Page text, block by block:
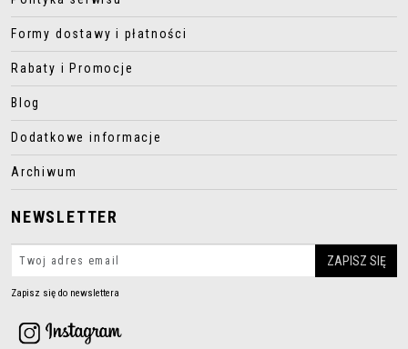
Formy dostawy i płatności
Rabaty i Promocje
Blog
Dodatkowe informacje
Archiwum
NEWSLETTER
Zapisz się do newslettera